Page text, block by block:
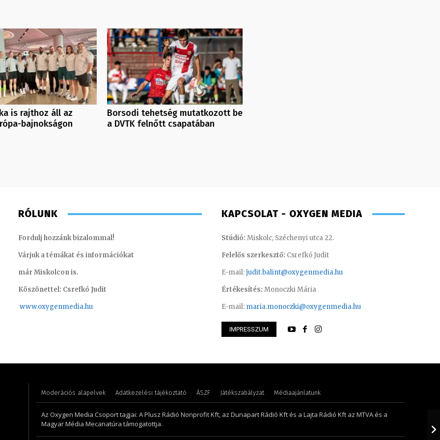
is rajthoz áll az
bajnokságon
Borsodi tehetség mutatkozott be
a DVTK felnőtt csapatában
Pénzes Anikó
RÓLUNK
Fordulj hozzánk bizalommal!
Várjuk a témákat és információkat
már Miskolcon is.
Köszönettel: Csrefkó Judit
www.oxygenmedia.hu
KAPCSOLAT - OXYGEN MEDIA
Stúdió: Miskolc, Széchenyi utca 22.
Felelős szerkesztő: Csrefkó Judit
E-mail:judit.balint@oxygenmedia.hu
Értékesítés: Monoczki Mária
E-mail: maria.monoczki@oxygenmedia.hu
IMPRESSZUM
Moderációs alapelvek Adatkezelési tájékoztató ÁSZF Játékszabályzat Médiaajánlatunk
Az Oxygen Media Csoport tagjai: A Plusz Rádió Nonprofit Kft, az Dunapart Rádió Kft és a Lajta Rádió Kft az MTVA és a
Magyar Média Mecanatúra támogatottja.